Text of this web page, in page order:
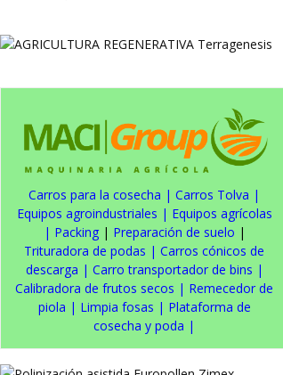
Carros para la cosecha | Carros Tolva |
Equipos agroindustriales | Equipos agrícolas
| Packing| Preparación de suelo |
Trituradora de podas | Carros cónicos de
descarga | Carro transportador de bins |
Calibradora de frutos secos | Remecedor de
piola | Limpia fosas | Plataforma de
cosecha y poda |